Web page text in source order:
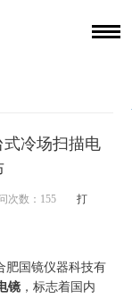
冷场扫描电
次数： 155
打
肥国镜仪器科技有
镜，标志着国内